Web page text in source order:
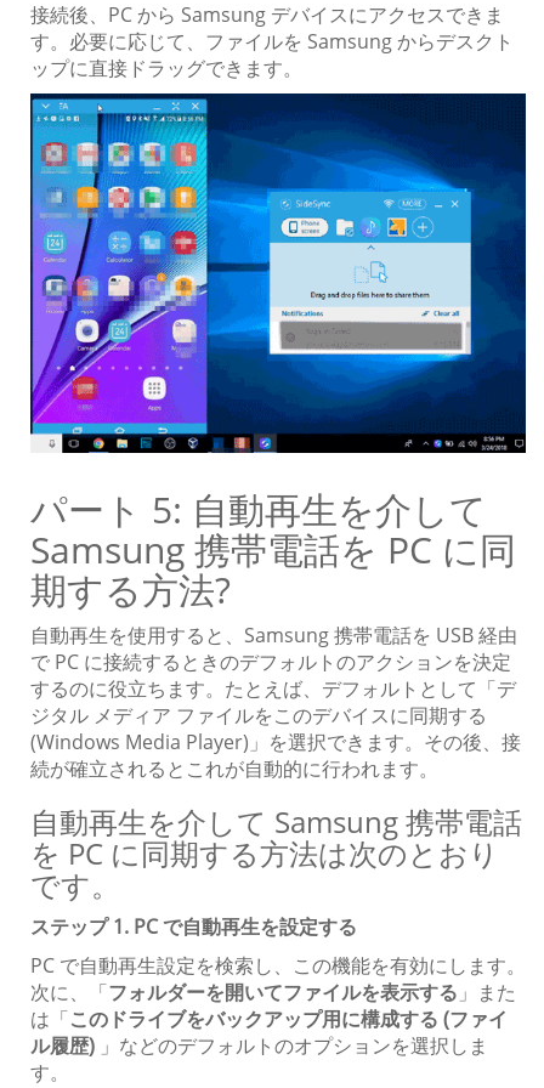
接続後、PC から Samsung デバイスにアクセスできま
す。必要に応じて、ファイルを Samsung からデスクト
ップに直接ドラッグできます。
パート 5: 自動再生を介して
Samsung 携帯電話を PC に同
期する方法?
自動再生を使用すると、Samsung 携帯電話を USB 経由
で PC に接続するときのデフォルトのアクションを決定
するのに役立ちます。たとえば、デフォルトとして「デ
ジタル メディア ファイルをこのデバイスに同期する
(Windows Media Player)」を選択できます。その後、接
続が確立されるとこれが自動的に行われます。
自動再生を介して Samsung 携帯電話
を PC に同期する方法は次のとおり
です。
ステップ 1. PC で自動再生を設定する
PC で自動再生設定を検索し、この機能を有効にします。
次に、「フォルダーを開いてファイルを表示する 」また
は「このドライブをバックアップ用に構成する (ファイ
ル履歴) 」などのデフォルトのオプションを選択しま
す。